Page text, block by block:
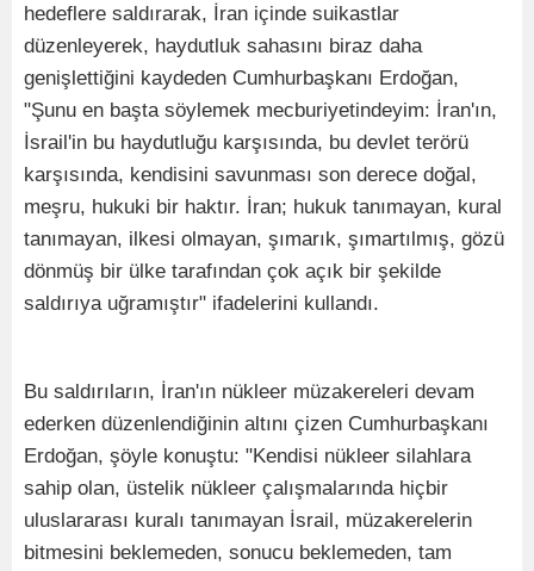
hedeflere saldırarak, İran içinde suikastlar
düzenleyerek, haydutluk sahasını biraz daha
genişlettiğini kaydeden Cumhurbaşkanı Erdoğan,
"Şunu en başta söylemek mecburiyetindeyim: İran'ın,
İsrail'in bu haydutluğu karşısında, bu devlet terörü
karşısında, kendisini savunması son derece doğal,
meşru, hukuki bir haktır. İran; hukuk tanımayan, kural
tanımayan, ilkesi olmayan, şımarık, şımartılmış, gözü
dönmüş bir ülke tarafından çok açık bir şekilde
saldırıya uğramıştır" ifadelerini kullandı.
Bu saldırıların, İran'ın nükleer müzakereleri devam
ederken düzenlendiğinin altını çizen Cumhurbaşkanı
Erdoğan, şöyle konuştu: "Kendisi nükleer silahlara
sahip olan, üstelik nükleer çalışmalarında hiçbir
uluslararası kuralı tanımayan İsrail, müzakerelerin
bitmesini beklemeden, sonucu beklemeden, tam